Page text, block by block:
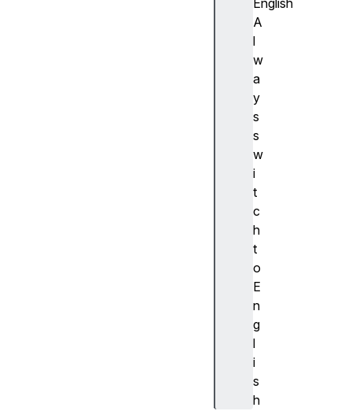
A
l
w
a
y
s
s
w
i
t
c
h
t
o
E
n
g
l
i
s
h